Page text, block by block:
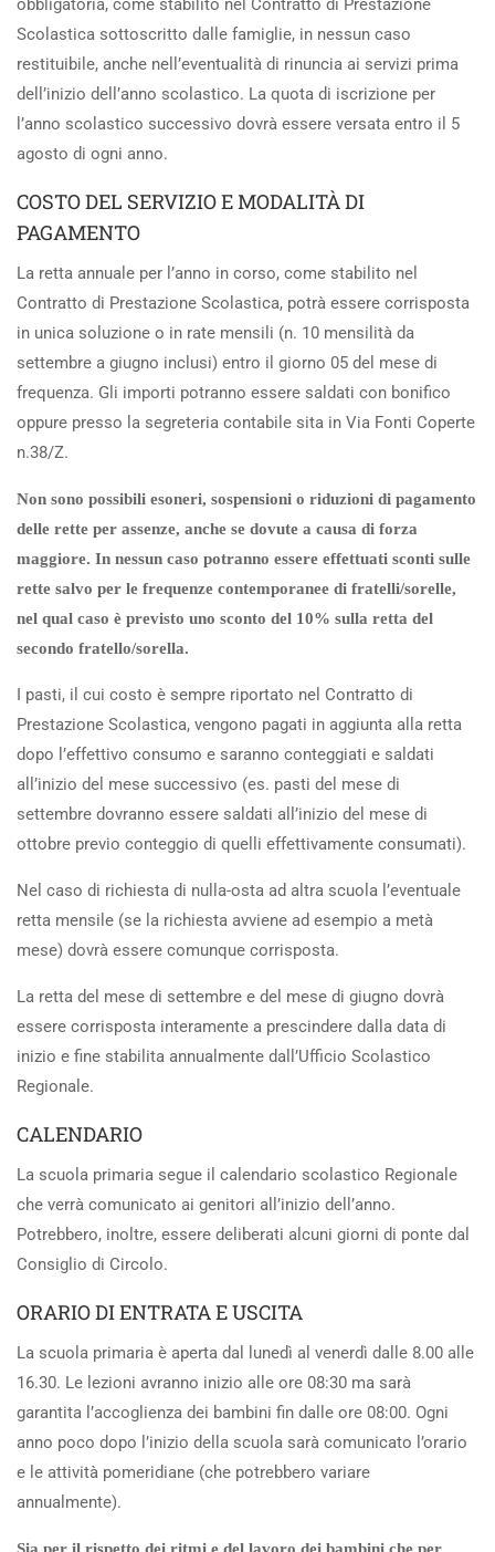
obbligatoria, come stabilito nel Contratto di Prestazione
Scolastica sottoscritto dalle famiglie, in nessun caso
restituibile, anche nell’eventualità di rinuncia ai servizi prima
dell’inizio dell’anno scolastico. La quota di iscrizione per
l’anno scolastico successivo dovrà essere versata entro il 5
agosto di ogni anno.
COSTO DEL SERVIZIO E MODALITÀ DI
PAGAMENTO
La retta annuale per l’anno in corso, come stabilito nel
Contratto di Prestazione Scolastica, potrà essere corrisposta
in unica soluzione o in rate mensili (n. 10 mensilità da
settembre a giugno inclusi) entro il giorno 05 del mese di
frequenza. Gli importi potranno essere saldati con bonifico
oppure presso la segreteria contabile sita in Via Fonti Coperte
n.38/Z.
Non sono possibili esoneri, sospensioni o riduzioni di pagamento
delle rette per assenze, anche se dovute a causa di forza
maggiore. In nessun caso potranno essere effettuati sconti sulle
rette salvo per le frequenze contemporanee di fratelli/sorelle,
nel qual caso è previsto uno sconto del 10% sulla retta del
secondo fratello/sorella.
I pasti, il cui costo è sempre riportato nel Contratto di
Prestazione Scolastica, vengono pagati in aggiunta alla retta
dopo l’effettivo consumo e saranno conteggiati e saldati
all’inizio del mese successivo (es. pasti del mese di
settembre dovranno essere saldati all’inizio del mese di
ottobre previo conteggio di quelli effettivamente consumati).
Nel caso di richiesta di nulla-osta ad altra scuola l’eventuale
retta mensile (se la richiesta avviene ad esempio a metà
mese) dovrà essere comunque corrisposta.
La retta del mese di settembre e del mese di giugno dovrà
essere corrisposta interamente a prescindere dalla data di
inizio e fine stabilita annualmente dall’Ufficio Scolastico
Regionale.
CALENDARIO
La scuola primaria segue il calendario scolastico Regionale
che verrà comunicato ai genitori all’inizio dell’anno.
Potrebbero, inoltre, essere deliberati alcuni giorni di ponte dal
Consiglio di Circolo.
ORARIO DI ENTRATA E USCITA
La scuola primaria è aperta dal lunedì al venerdì dalle 8.00 alle
16.30. Le lezioni avranno inizio alle ore 08:30 ma sarà
garantita l’accoglienza dei bambini fin dalle ore 08:00. Ogni
anno poco dopo l’inizio della scuola sarà comunicato l’orario
e le attività pomeridiane (che potrebbero variare
annualmente).